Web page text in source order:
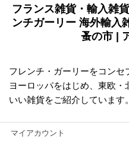
フランス雑貨・輸入雑
ンチガーリー 海外輸入
蚤の市 |
フレンチ・ガーリーをコンセ
ヨーロッパをはじめ、東欧
いい雑貨をご紹介しています。
マイアカウント